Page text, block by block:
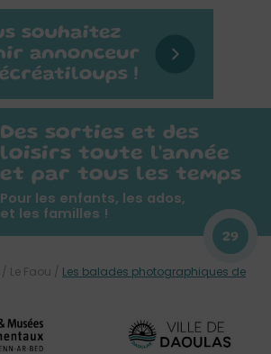
Des sorties et des
loisirs toute l'année
et par tous les temps
Pour les enfants, les ados,
et les familles !
29
/ Le Faou / Les balades photographiques de